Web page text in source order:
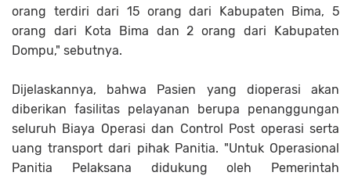
orang terdiri dari 15 orang dari Kabupaten Bima, 5
orang dari Kota Bima dan 2 orang dari Kabupaten
Dompu," sebutnya.
Dijelaskannya, bahwa Pasien yang dioperasi akan
diberikan fasilitas pelayanan berupa penanggungan
seluruh Biaya Operasi dan Control Post operasi serta
uang transport dari pihak Panitia. "Untuk Operasional
Panitia Pelaksana didukung oleh Pemerintah